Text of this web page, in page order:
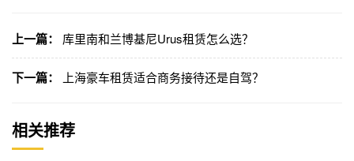
上一篇： 库里南和兰博基尼Urus租赁怎么选？
下一篇： 上海豪车租赁适合商务接待还是自驾？
相关推荐